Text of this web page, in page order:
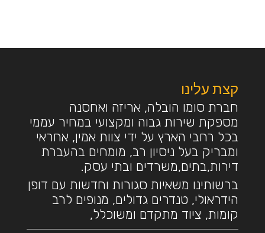
קצת עלינו
חברת סומו הובלה, אריזה ואחסנה
מספקת שירות גבוה ומקצועי במחיר עממי
בכל רחבי הארץ על ידי צוות אמין, אחראי
ומבריק בעל ניסיון רב, מומחים בהעברת
דירות,בתים,משרדים ובתי עסק.
ברשותינו משאיות סגורות וחדשות עם דופן
הידראולי, טנדרים גדולים, מנופים לרב
קומות, ציוד מתקדם ומשוכלל,